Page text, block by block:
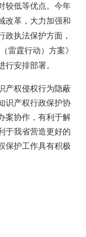
较低等优点。今年
改革，大力加强和
政执法保护方面，
雷霆行动）方案》
安排部署。
权侵权行为隐蔽
识产权行政保护协
案协作，有利于解
于我省营造更好的
保护工作具有积极